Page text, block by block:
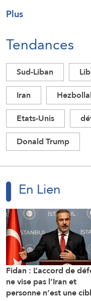
Plus
Tendances
Sud-Liban
Iran
Etats-Unis
Donald Trump
En Lien
Fidan : L’accord de
ne vise pas l’Iran et
personne n’est une